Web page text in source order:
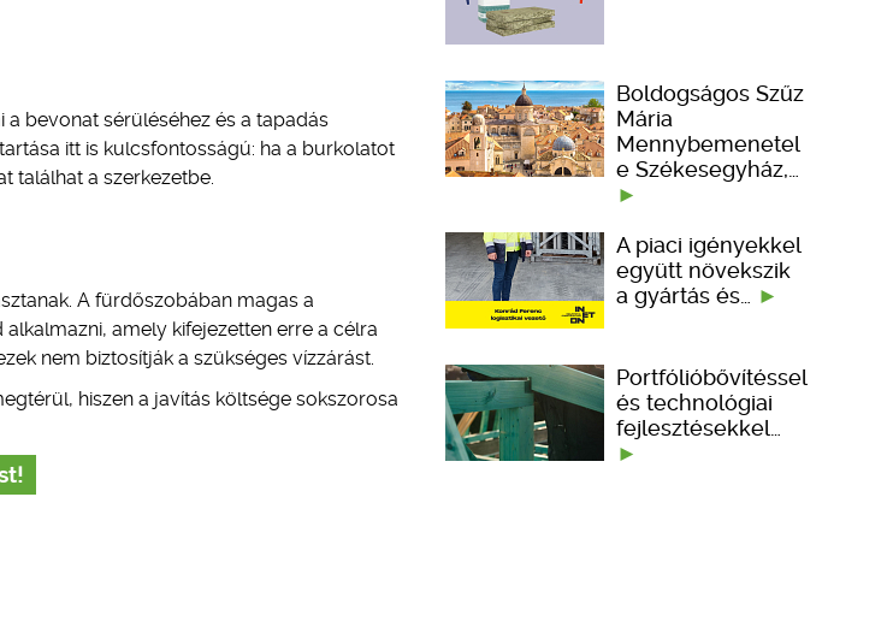
bevonat sérüléséhez és a tapadás
itt is kulcsfontosságú: ha a burkolatot
találhat a szerkezetbe.
A fürdőszobában magas a
amely kifejezetten erre a célra
nem biztosítják a szükséges vízzárást.
hiszen a javítás költsége sokszorosa
Boldogságos Szűz
Mária
Mennybemenetel
e Székesegyház,…
A piaci igényekkel
együtt növekszik
a gyártás és…
Portfólióbővítéssel
és technológiai
fejlesztésekkel…